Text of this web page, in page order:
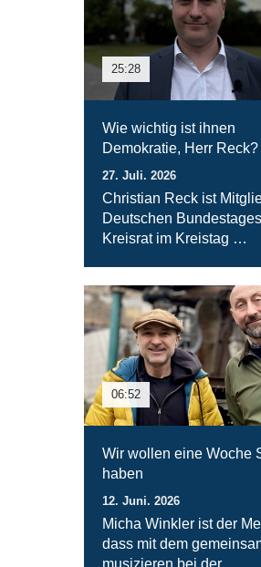
25:28
Wie wichtig ist ihnen
Demokratie, Herr Reck?
27. Juli. 2026
Christian Reck ist
Deutschen
Kreisrat im Kreistag …
06:52
Wir wollen eine Woche
haben
12. Juni. 2026
Micha Winkler ist der
dass mit dem
musizieren bei der …